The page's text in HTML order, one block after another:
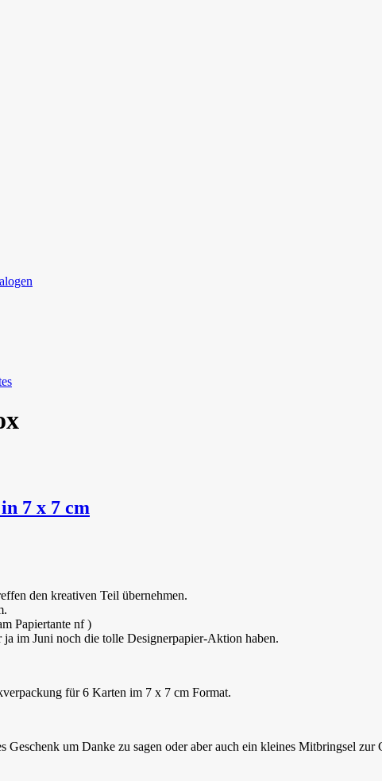
7 x 7 cm
den kreativen Teil übernehmen.
Papiertante nf )
im Juni noch die tolle Designerpapier-Aktion haben.
für 6 Karten im 7 x 7 cm Format.
Geschenk um Danke zu sagen oder aber auch ein kleines Mitbringsel